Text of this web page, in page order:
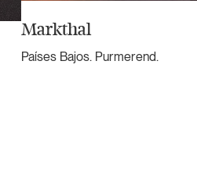
Markthal
Países Bajos. Purmerend.